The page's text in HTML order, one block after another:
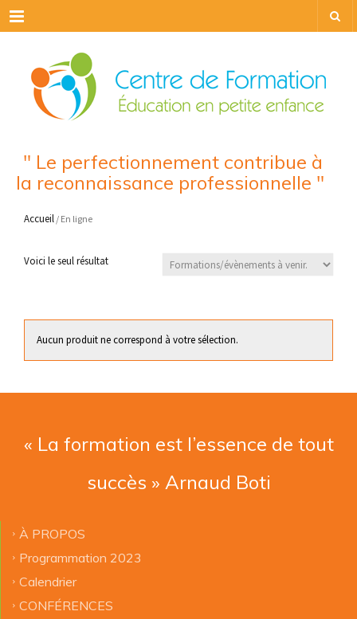
Menu
" Le perfectionnement contribue à
la reconnaissance professionnelle "
Accueil / En ligne
Voici le seul résultat
Aucun produit ne correspond à votre sélection.
« La formation est l’essence de tout
succès » Arnaud Boti
À PROPOS
Programmation 2023
Calendrier
CONFÉRENCES